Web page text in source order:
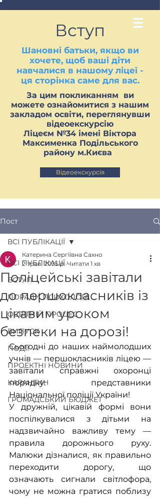
Вступ
Шановні батьки, якщо ви
хочете, щоб ваші діти
навчалися в нашому ліцеї -
ця сторінка саме для вас.
За цим покликанням ви
можете ознайомитися з нашим
закладом освіти, переглянувши
відеоекскурсію
Ліцеєм №34 імені Віктора
Максименка Подільського
району м.Києва
Відеоекскурсія
Пост
ВСІ ПУБЛІКАЦІЇ
ВСТУП
ПОРАДИ ПСИХОЛОГА
ОСВІТНІЙ ПРОЦЕС
ВИПУСК
ПОДІЇ
ПРОЕКТНІ НОВИНИ
КАРАНТИН
ГРОМАДСЬКИЙ БЮДЖЕТ
ВСІ ПУБЛІКАЦІЇ
Поліцейські завітали
до першокласників із
цікавим уроком
безпеки на дорозі!
Катерина Сергіївна Сахно
2 трав. 2025 р. Читати 1 хв
Сьогодні до наших наймолодших
учнів — першокласників ліцею —
завітали справжні охоронці
порядку: представники
Національної поліції України!
У дружній, цікавій формі вони
поспілкувалися з дітьми на
надзвичайно важливу тему —
правила дорожнього руху.
Малюки дізналися, як правильно
переходити дорогу, що
означають сигнали світлофора,
чому не можна гратися поблизу